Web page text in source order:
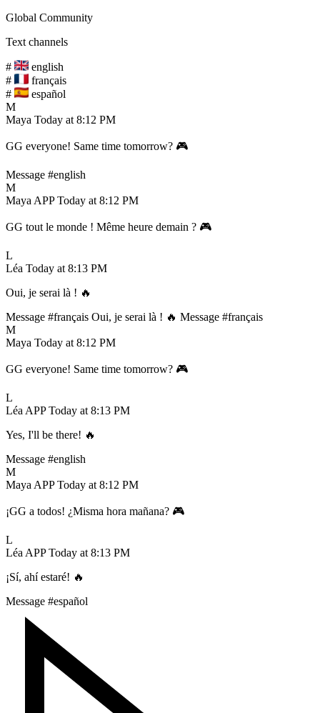
Global Community
Text channels
#
english
#
français
#
español
M
Maya Today at 8:12 PM
GG everyone! Same time tomorrow? 🎮
Message #english
M
Maya APP Today at 8:12 PM
GG tout le monde ! Même heure demain ? 🎮
L
Léa Today at 8:13 PM
Oui, je serai là ! 🔥
Message #français Oui, je serai là ! 🔥 Message #français
M
Maya Today at 8:12 PM
GG everyone! Same time tomorrow? 🎮
L
Léa APP Today at 8:13 PM
Yes, I'll be there! 🔥
Message #english
M
Maya APP Today at 8:12 PM
¡GG a todos! ¿Misma hora mañana? 🎮
L
Léa APP Today at 8:13 PM
¡Sí, ahí estaré! 🔥
Message #español